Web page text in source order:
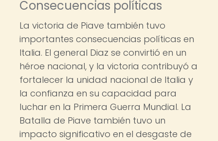
Consecuencias políticas
La victoria de Piave también tuvo
importantes consecuencias políticas en
Italia. El general Diaz se convirtió en un
héroe nacional, y la victoria contribuyó a
fortalecer la unidad nacional de Italia y
la confianza en su capacidad para
luchar en la Primera Guerra Mundial. La
Batalla de Piave también tuvo un
impacto significativo en el desgaste de